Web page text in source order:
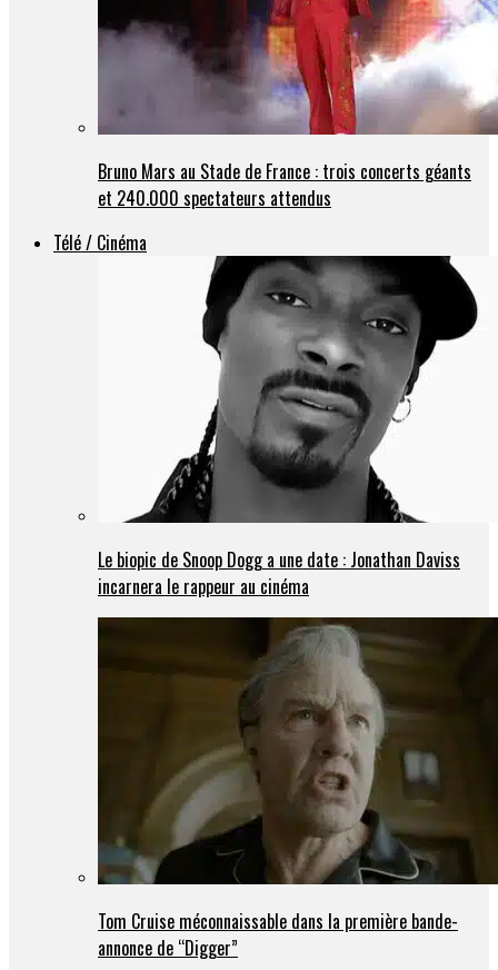
Bruno Mars au Stade de France : trois concerts géants
et 240.000 spectateurs attendus
Télé / Cinéma
Le biopic de Snoop Dogg a une date : Jonathan Daviss
incarnera le rappeur au cinéma
Tom Cruise méconnaissable dans la première bande-
annonce de “Digger”